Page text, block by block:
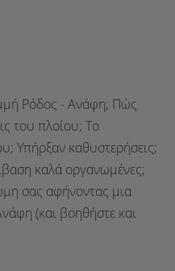
Ρόδος - Ανάφη; Πώς
του πλοίου; Το
Υπήρξαν καθυστερήσεις;
καλά οργανωμένες;
σας αφήνοντας μια
(και βοηθήστε και